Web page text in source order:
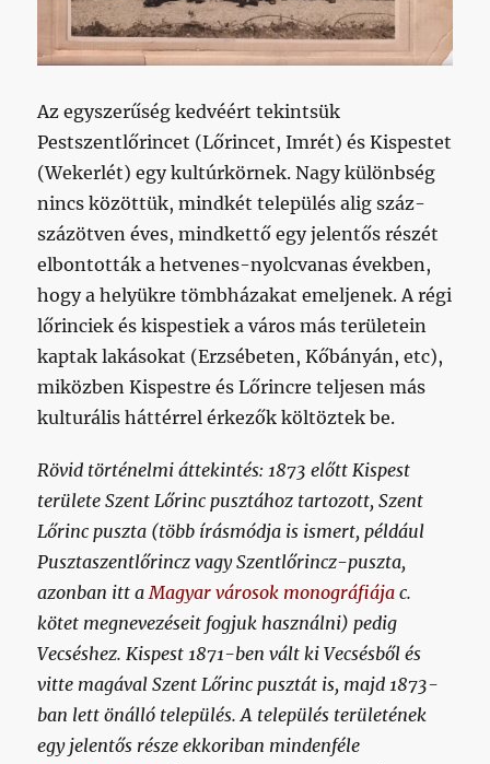
Az egyszerűség kedvéért tekintsük
Pestszentlőrincet (Lőrincet, Imrét) és Kispestet
(Wekerlét) egy kultúrkörnek. Nagy különbség
nincs közöttük, mindkét település alig száz-
százötven éves, mindkettő egy jelentős részét
elbontották a hetvenes-nyolcvanas években,
hogy a helyükre tömbházakat emeljenek. A régi
lőrinciek és kispestiek a város más területein
kaptak lakásokat (Erzsébeten, Kőbányán, etc),
miközben Kispestre és Lőrincre teljesen más
kulturális háttérrel érkezők költöztek be.
Rövid történelmi áttekintés: 1873 előtt Kispest
területe Szent Lőrinc pusztához tartozott, Szent
Lőrinc puszta (több írásmódja is ismert, például
Pusztaszentlőrincz vagy Szentlőrincz-puszta,
azonban itt aMagyar városok monográfiája c.
kötet megnevezéseit fogjuk használni) pedig
Vecséshez. Kispest 1871-ben vált ki Vecsésből és
vitte magával Szent Lőrinc pusztát is, majd 1873-
ban lett önálló település. A település területének
egy jelentős része ekkoriban mindenféle